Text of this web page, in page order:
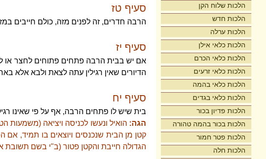
הלכות שלוח הקן
הלכות חדש
הלכות ערלה
הלכות כלאי אילן
הלכות כלאי הכרם
הלכות כלאי זרעים
הלכות כלאי בהמה
הלכות כלאי בגדים
הלכות פדיון בכור
הלכות בכור בהמה טהורה
הלכות פטר חמור
הלכות חלה
סעיף טז
הרבה חדרים, זה לפנים מזה, כולם חייבים
סעיף יז
אם יש בבית הרבה פתחים פתוחים לחצר או
הדיורים שאין רגילין עתה לצאת ולבא אלא
סעיף יח
בית שיש לו פתחים הרבה, אף על פי שאינו
הגה: הואיל ונעשו לכניסה ויציאה (משמעות
קטן מן הבית שנכנסים ויוצאים בו תמיד, אם
הגדולה חייבת והקטן פטור (ב"י בשם תשובת